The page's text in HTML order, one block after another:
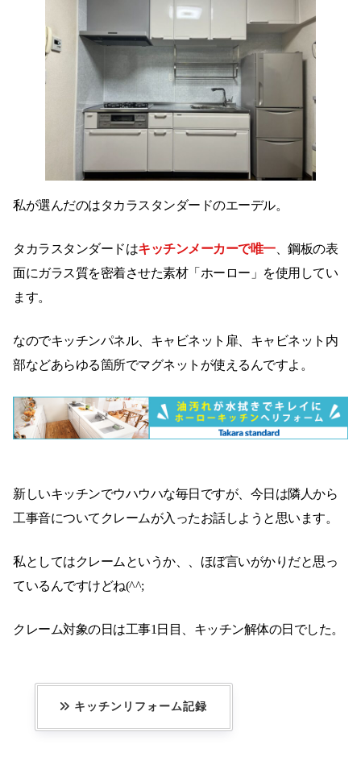
私が選んだのはタカラスタンダードのエーデル。
タカラスタンダードはキッチンメーカーで唯一、鋼板の表
面にガラス質を密着させた素材「ホーロー」を使用してい
ます。
なのでキッチンパネル、キャビネット扉、キャビネット内
部などあらゆる箇所でマグネットが使えるんですよ。
新しいキッチンでウハウハな毎日ですが、今日は隣人から
工事音についてクレームが入ったお話しようと思います。
私としてはクレームというか、、ほぼ言いがかりだと思っ
ているんですけどね(^^;
クレーム対象の日は工事1日目、キッチン解体の日でした。
キッチンリフォーム記録